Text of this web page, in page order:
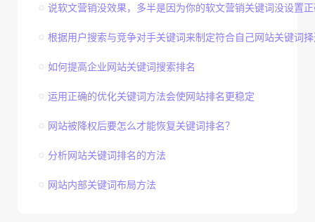
说软文营销没效果，多半是因为你的软文营销关键词没设置
根据用户搜索与竞争对手关键词来制定符合自己网站关键词
如何提高企业网站关键词搜索排名
运用正确的优化关键词方法会使网站排名更稳定
网站被降权后要怎么才能恢复关键词排名？
分析网站关键词排名的方法
网站内部关键词布局方法